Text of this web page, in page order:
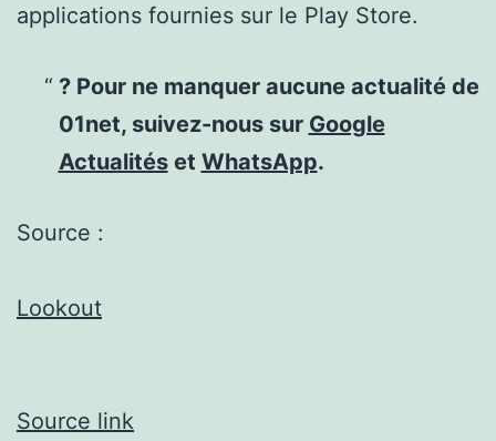
applications fournies sur le Play Store.
? Pour ne manquer aucune actualité de
01net, suivez-nous sur Google
Actualitéset WhatsApp.
Source :
Lookout
Source link